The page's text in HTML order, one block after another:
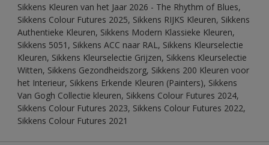
Sikkens Kleuren van het Jaar 2026 - The Rhythm of Blues,
Sikkens Colour Futures 2025, Sikkens RIJKS Kleuren, Sikkens
Authentieke Kleuren, Sikkens Modern Klassieke Kleuren,
Sikkens 5051, Sikkens ACC naar RAL, Sikkens Kleurselectie
Kleuren, Sikkens Kleurselectie Grijzen, Sikkens Kleurselectie
Witten, Sikkens Gezondheidszorg, Sikkens 200 Kleuren voor
het Interieur, Sikkens Erkende Kleuren (Painters), Sikkens
Van Gogh Collectie kleuren, Sikkens Colour Futures 2024,
Sikkens Colour Futures 2023, Sikkens Colour Futures 2022,
Sikkens Colour Futures 2021